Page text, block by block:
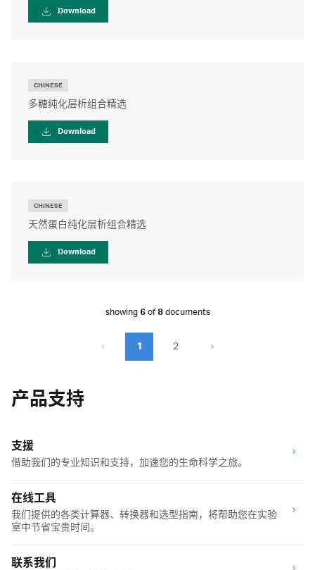
Download
CHINESE
多糖纯化层析组合精选
Download
CHINESE
天然蛋白纯化层析组合精选
Download
showing 6of8documents
1 2
产品支持
支援
借助我们的专业知识和支持，加速您的生命科学之旅。
在线工具
我们提供的各类计算器、转换器和选型指南，将帮助您在实验
室中节省宝贵时间。
联系我们